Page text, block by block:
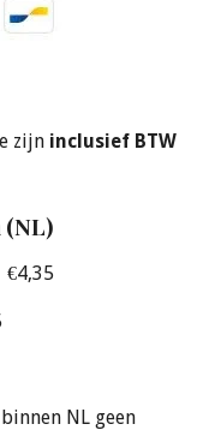
zijn inclusief BTW
€4,35
NL geen